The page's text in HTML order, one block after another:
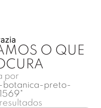
O QUE
por
botanica-preto-
"